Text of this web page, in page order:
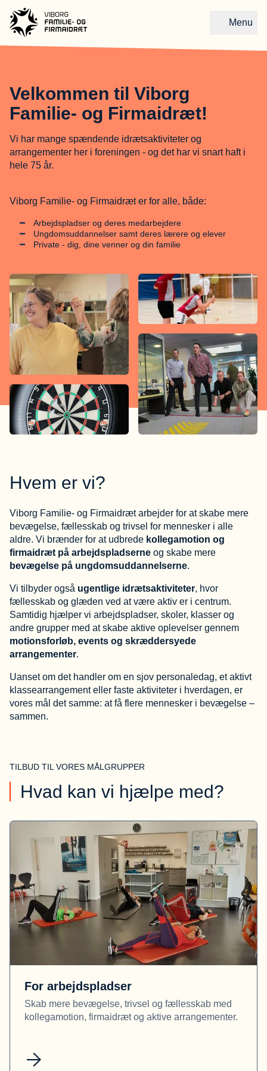
Gå til forsiden
Menu
Velkommen til Viborg
Familie- og Firmaidræt!
Vi har mange spændende idrætsaktiviteter og
arrangementer her i foreningen - og det har vi snart haft i
hele 75 år.
Viborg Familie- og Firmaidræt er for alle, både:
Arbejdspladser og deres medarbejdere
Ungdomsuddannelser samt deres lærere og elever
Private - dig, dine venner og din familie
Hvem er vi?
Viborg Familie- og Firmaidræt arbejder for at skabe mere
bevægelse, fællesskab og trivsel for mennesker i alle
aldre. Vi brænder for at udbrede kollegamotion og
firmaidræt på arbejdspladserne og skabe mere
bevægelse på ungdomsuddannelserne.
Vi tilbyder også ugentlige idrætsaktiviteter, hvor
fællesskab og glæden ved at være aktiv er i centrum.
Samtidig hjælper vi arbejdspladser, skoler, klasser og
andre grupper med at skabe aktive oplevelser gennem
motionsforløb, events og skræddersyede
arrangementer.
Uanset om det handler om en sjov personaledag, et aktivt
klassearrangement eller faste aktiviteter i hverdagen, er
vores mål det samme: at få flere mennesker i bevægelse –
sammen.
TILBUD TIL VORES MÅLGRUPPER
Hvad kan vi hjælpe med?
For arbejdspladser
Skab mere bevægelse, trivsel og fællesskab med
kollegamotion, firmaidræt og aktive arrangementer.